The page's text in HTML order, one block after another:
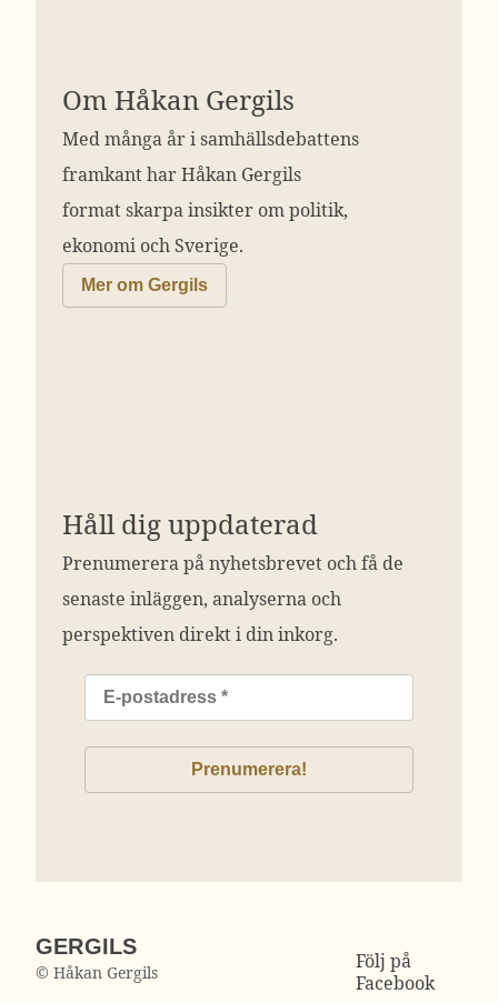
Om Håkan Gergils
Med många år i samhällsdebattens
framkant har Håkan Gergils
format skarpa insikter om politik,
ekonomi och Sverige.
Mer om Gergils
Håll dig uppdaterad
Prenumerera på nyhetsbrevet och få de
senaste inläggen, analyserna och
perspektiven direkt i din inkorg.
GERGILS
© Håkan Gergils
Följ på
Facebook